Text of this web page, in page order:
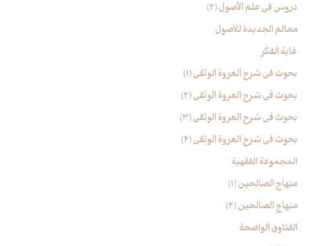
دروس فی علم الأصول (2)
معالم الجدیدة للأصول
غایة الفکر
بحوث في شرح العروة الوثقی (۱)
بحوث في شرح العروة الوثقی (2)
بحوث في شرح العروة الوثقی (۳)
بحوث في شرح العروة الوثقی (4)
المجموعة الفقهیة
منهاج الصالحین (1)
منهاج الصالحین (2)
الفتاوی الواضحة